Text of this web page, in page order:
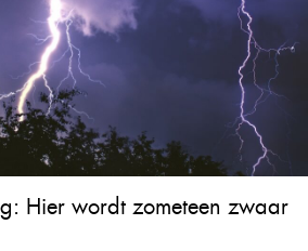
Hier wordt zometeen zwaar